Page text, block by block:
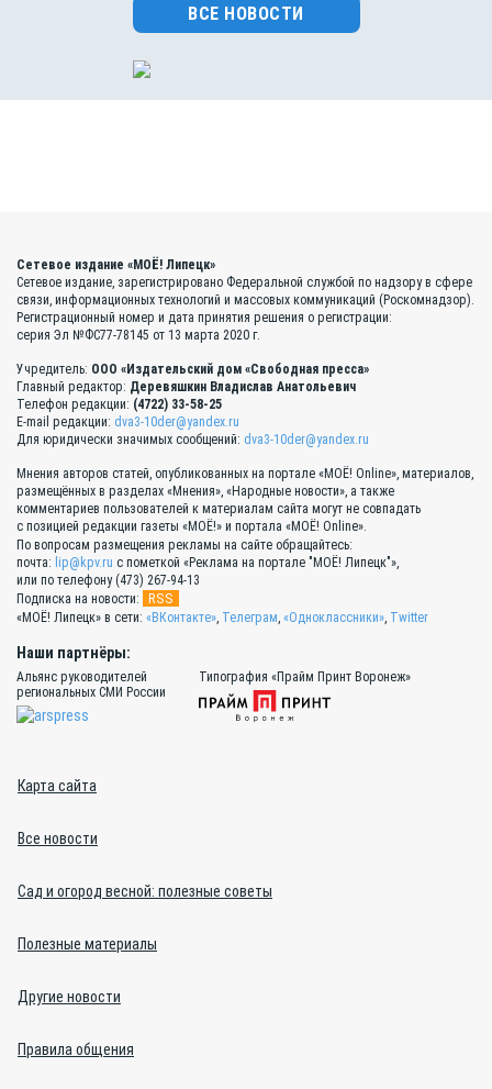
ВСЕ НОВОСТИ
Сетевое издание «МОЁ! Липецк»
Сетевое издание, зарегистрировано Федеральной службой по надзору в сфере
связи, информационных технологий и массовых коммуникаций (Роскомнадзор).
Регистрационный номер и дата принятия решения о регистрации:
серия Эл №ФС77-78145 от 13 марта 2020 г.
Учредитель: ООО «Издательский дом «Свободная пресса»
Главный редактор: Деревяшкин Владислав Анатольевич
Телефон редакции: (4722) 33-58-25
E-mail редакции: dva3-10der@yandex.ru
Для юридически значимых сообщений: dva3-10der@yandex.ru
Мнения авторов статей, опубликованных на портале «МОЁ! Online», материалов,
размещённых в разделах «Мнения», «Народные новости», а также
комментариев пользователей к материалам сайта могут не совпадать
с позицией редакции газеты «МОЁ!» и портала «МОЁ! Online».
По вопросам размещения рекламы на сайте обращайтесь:
почта: lip@kpv.ru с пометкой «Реклама на портале "МОЁ! Липецк"»,
или по телефону (473) 267-94-13
Подписка на новости:
RSS
«МОЁ! Липецк» в сети: «ВКонтакте», Телеграм, «Одноклассники», Twitter
Наши партнёры:
Альянс руководителей
региональных СМИ России
Типография «Прайм Принт Воронеж»
Карта сайта
Все новости
Сад и огород весной: полезные советы
Полезные материалы
Другие новости
Правила общения